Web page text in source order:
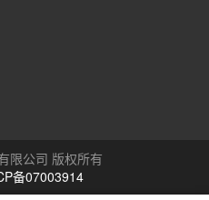
限公司 版权所有
备07003914